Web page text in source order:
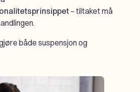
– tiltaket må
både suspensjon og